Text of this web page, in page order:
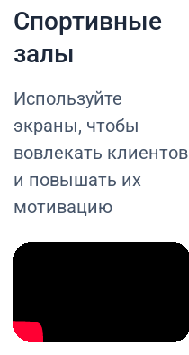
Спортивные
залы
Используйте
экраны, чтобы
вовлекать клиентов
и повышать их
мотивацию